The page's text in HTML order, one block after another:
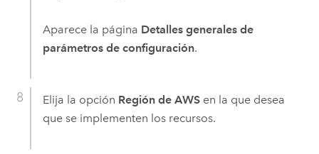
Aparece la página Detalles generales de
parámetros de configuración.
Elija la opción Región de AWSen la que desea
que se implementen los recursos.